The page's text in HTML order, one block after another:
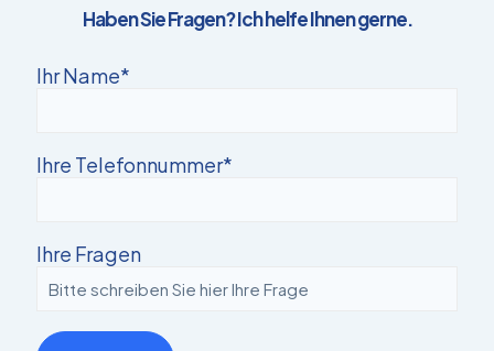
Haben Sie Fragen? Ich helfe Ihnen gerne.
Ihr Name*
Ihre Telefonnummer*
Ihre Fragen